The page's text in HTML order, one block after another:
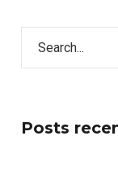
Posts